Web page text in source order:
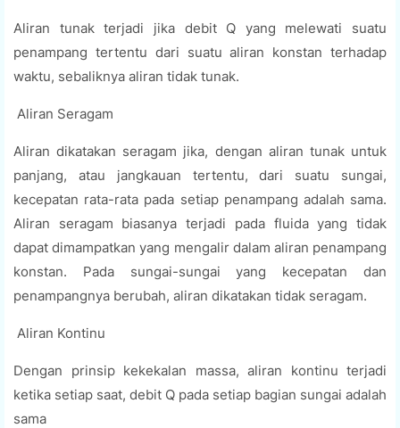
Aliran tunak terjadi jika debit Q yang melewati suatu
penampang tertentu dari suatu aliran konstan terhadap
waktu, sebaliknya aliran tidak tunak.
Aliran Seragam
Aliran dikatakan seragam jika, dengan aliran tunak untuk
panjang, atau jangkauan tertentu, dari suatu sungai,
kecepatan rata-rata pada setiap penampang adalah sama.
Aliran seragam biasanya terjadi pada fluida yang tidak
dapat dimampatkan yang mengalir dalam aliran penampang
konstan. Pada sungai-sungai yang kecepatan dan
penampangnya berubah, aliran dikatakan tidak seragam.
Aliran Kontinu
Dengan prinsip kekekalan massa, aliran kontinu terjadi
ketika setiap saat, debit Q pada setiap bagian sungai adalah
sama